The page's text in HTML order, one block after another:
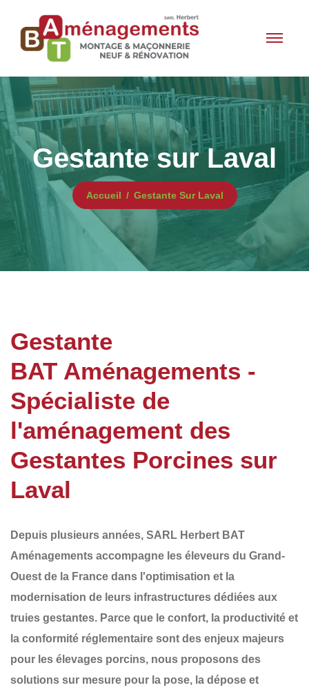
Gestante sur Laval
Accueil Gestante Sur Laval
Gestante
BAT Aménagements -
Spécialiste de
l'aménagement des
Gestantes Porcines sur
Laval
Depuis plusieurs années, SARL Herbert BAT
Aménagements accompagne les éleveurs du Grand-
Ouest de la France dans l'optimisation et la
modernisation de leurs infrastructures dédiées aux
truies gestantes. Parce que le confort, la productivité et
la conformité réglementaire sont des enjeux majeurs
pour les élevages porcins, nous proposons des
solutions sur mesure pour la pose, la dépose et